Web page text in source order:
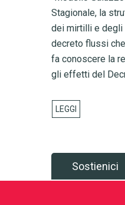
Stagionale, la
dei mirtilli e degli
decreto flussi
fa conoscere la
gli effetti del
Sostienici